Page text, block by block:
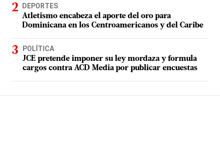
DEPORTES
Atletismo encabeza el aporte del oro para
Dominicana en los Centroamericanos y del Caribe
POLÍTICA
JCE pretende imponer su ley mordaza y formula
cargos contra ACD Media por publicar encuestas